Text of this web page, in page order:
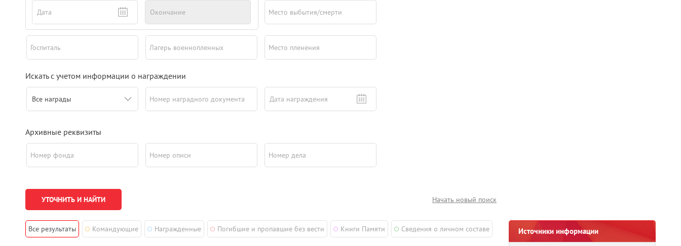
Дата
Окончание
Место выбытия/смерти
Госпиталь Лагерь военнопленных Место пленения
Искать с учетом информации о награждении
Все награды Номер наградного документа Дата награждения
Архивные реквизиты
Номер фонда Номер описи Номер дела
Начать новый поиск
Источники информации
Все результаты Командующие Награжденные Погибшие и пропавшие без вести Книги Памяти Сведения о личном составе